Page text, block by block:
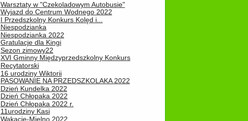
Warsztaty w "Czekoladowym Autobusie"
Wyjazd do Centrum Wodnego 2022
I Przedszkolny Konkurs Kolęd i...
Niespodzianka
Niespodzianka 2022
Gratulacje dla Kingi
Sezon zimowy22
XVI Gminny Międzyprzedszkolny Konkurs
Recytatorski
16 urodziny Wiktorii
PASOWANIE NA PRZEDSZKOLAKA 2022
Dzień Kundelka 2022
Dzień Chłopaka 2022
Dzień Chłopaka 2022 r.
11urodziny Kasi
Wakacje-Mielno 2022